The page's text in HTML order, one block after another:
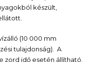
készült,
(10 000 mm
tulajdonság). A
zord idő esetén állítható.